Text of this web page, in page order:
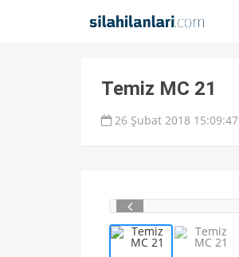
Temiz MC 21
26 Şubat 2018 15:09:47